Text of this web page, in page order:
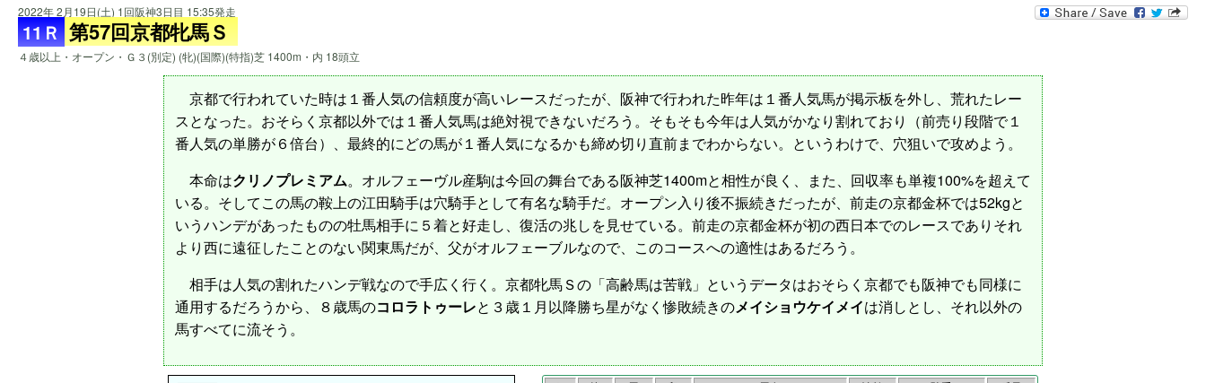
2022年 2月19日(土) 1回阪神3日目 15:35発走
11Ｒ 第57回京都牝馬Ｓ
４歳以上・オープン・Ｇ３(別定) (牝)(国際)(特指)芝 1400m・内 18頭立
京都で行われていた時は１番人気の信頼度が高いレースだったが、阪神で行われた昨年は１番人気馬が掲示板を外し、荒れたレー
スとなった。おそらく京都以外では１番人気馬は絶対視できないだろう。そもそも今年は人気がかなり割れており（前売り段階で１
番人気の単勝が６倍台）、最終的にどの馬が１番人気になるかも締め切り直前までわからない。というわけで、穴狙いで攻めよう。
本命はクリノプレミアム。オルフェーヴル産駒は今回の舞台である阪神芝1400mと相性が良く、また、回収率も単複100%を超えて
いる。そしてこの馬の鞍上の江田騎手は穴騎手として有名な騎手だ。オープン入り後不振続きだったが、前走の京都金杯では52kgと
いうハンデがあったものの牡馬相手に５着と好走し、復活の兆しを見せている。前走の京都金杯が初の西日本でのレースでありそれ
より西に遠征したことのない関東馬だが、父がオルフェーブルなので、このコースへの適性はあるだろう。
相手は人気の割れたハンデ戦なので手広く行く。京都牝馬Ｓの「高齢馬は苦戦」というデータはおそらく京都でも阪神でも同様に
通用するだろうから、８歳馬のコロラトゥーレと３歳１月以降勝ち星がなく惨敗続きのメイショウケイメイは消しとし、それ以外の
馬すべてに流そう。